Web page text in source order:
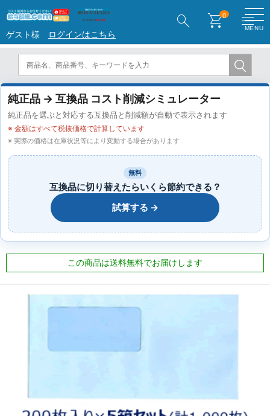
ゲスト様 ログインはこちら
MENU
search shopping_cart0 menu
純正品 → 互換品 コスト削減シミュレーター
純正品を選ぶと対応する互換品と削減額が自動で表示されます
※ 金額はすべて税抜価格で計算しています
※ 実際の価格は在庫状況等により変動する場合があります
無料
互換品に切り替えたらいくら節約できる？
試算する →
この商品は送料無料でお届けします